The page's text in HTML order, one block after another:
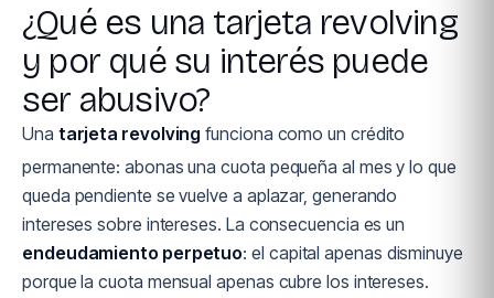
¿Qué es una tarjeta revolving
y por qué su interés puede
ser abusivo?
Una tarjeta revolving funciona como un crédito
permanente: abonas una cuota pequeña al mes y lo que
queda pendiente se vuelve a aplazar, generando
intereses sobre intereses. La consecuencia es un
endeudamiento perpetuo: el capital apenas disminuye
porque la cuota mensual apenas cubre los intereses.